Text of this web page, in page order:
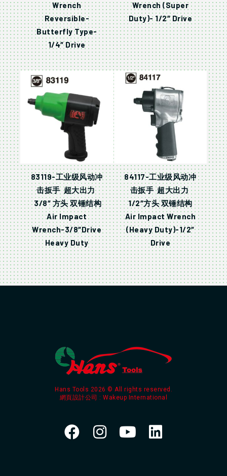
Wrench
Reversible-
Butterfly Type-
1/4″ Drive
Wrench (Super
Duty)- 1/2″ Drive
83119-工业级风动冲
击扳手 超大出力
3/8″ 方头 双锤结构
Air Impact
Wrench-3/8″Drive
Heavy Duty
84117-工业级风动冲
击扳手 超大出力
1/2″方头 双锤结构
Air Impact Wrench
(Heavy Duty)-1/2″
Drive
Hans Tools 2026 © All rights reserved.
網頁設計公司 : Wakeup International